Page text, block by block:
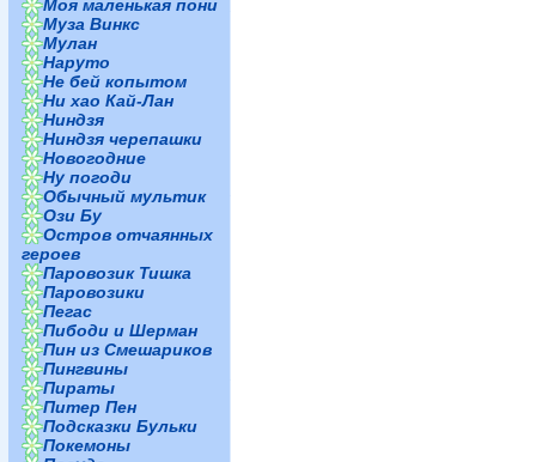
Моя маленькая пони
Муза Винкс
Мулан
Наруто
Не бей копытом
Ни хао Кай-Лан
Ниндзя
Ниндзя черепашки
Новогодние
Ну погоди
Обычный мультик
Ози Бу
Остров отчаянных
героев
Паровозик Тишка
Паровозики
Пегас
Пибоди и Шерман
Пин из Смешариков
Пингвины
Пираты
Питер Пен
Подсказки Бульки
Покемоны